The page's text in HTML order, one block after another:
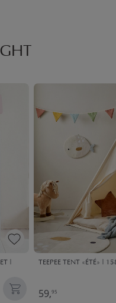
|
TEEPEE TENT «ÉTÉ» |
59,95